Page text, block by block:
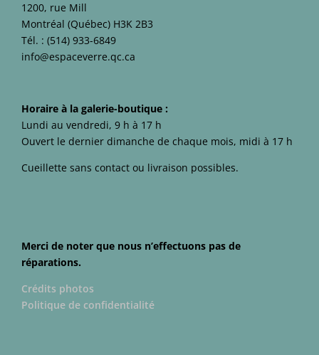
1200, rue Mill
Montréal (Québec) H3K 2B3
Tél. : (514) 933-6849
info@espaceverre.qc.ca
Horaire à la galerie-boutique :
Lundi au vendredi, 9 h à 17 h
Ouvert le dernier dimanche de chaque mois, midi à 17 h
Cueillette sans contact ou livraison possibles.
Merci de noter que nous n’effectuons pas de
réparations.
Crédits photos
Politique de confidentialité